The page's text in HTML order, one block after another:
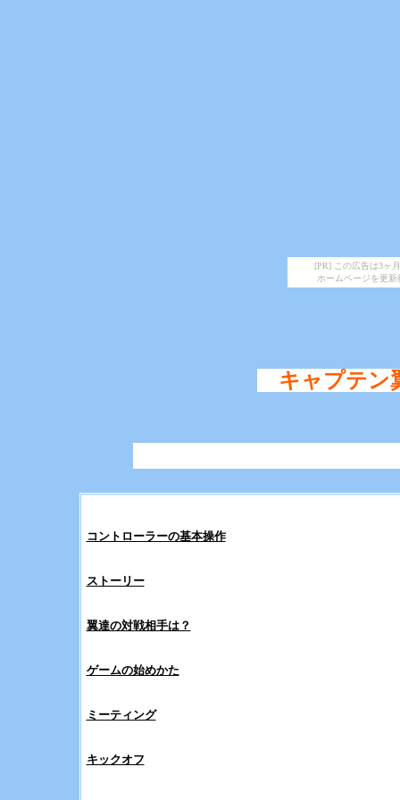
[PR] この広告は3ヶ
ホームページを更
キャプテン
コントローラーの基本操作
ストーリー
翼達の対戦相手は？
ゲームの始めかた
ミーティング
キックオフ